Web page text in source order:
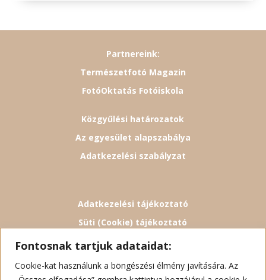
Fontosnak tartjuk adataidat:
Cookie-kat használunk a böngészési élmény javítására. Az
Partnereink:
Természetfotó Magazin
FotóOktatás Fotóiskola
Közgyűlési határozatok
Az egyesület alapszabálya
Adatkezelési szabályzat
Adatkezelési tájékoztató
Süti (Cookie) tájékoztató
Kapcsolat